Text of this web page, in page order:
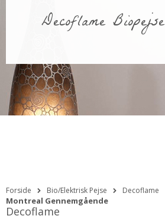
Decoflame Biopejse
Forside Bio/Elektrisk Pejse Decoflame
Montreal Gennemgående
Decoflame